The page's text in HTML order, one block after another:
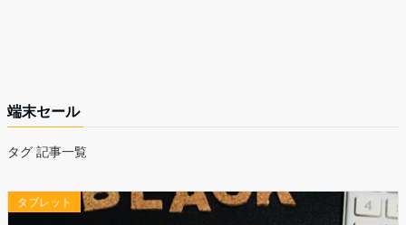
端末セール
タグ 記事一覧
タブレット